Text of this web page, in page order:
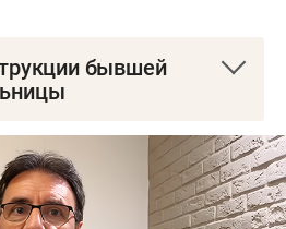
бывшей
в 1910 году, перестало
2008-м — до этого момента
затем из-за аварийного